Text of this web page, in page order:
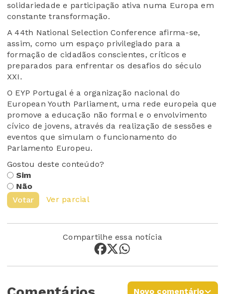
solidariedade e participação ativa numa Europa em
constante transformação.
A 44th National Selection Conference afirma-se,
assim, como um espaço privilegiado para a
formação de cidadãos conscientes, críticos e
preparados para enfrentar os desafios do século
XXI.
O EYP Portugal é a organização nacional do
European Youth Parliament, uma rede europeia que
promove a educação não formal e o envolvimento
cívico de jovens, através da realização de sessões e
eventos que simulam o funcionamento do
Parlamento Europeu.
Gostou deste conteúdo?
Sim
Não
Votar
Ver parcial
Compartilhe essa notícia
Novo comentário